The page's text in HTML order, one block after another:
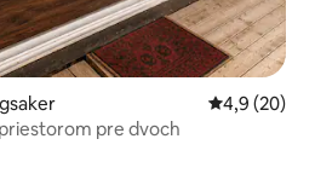
Priemerné
4,9 (20)
pre dvoch